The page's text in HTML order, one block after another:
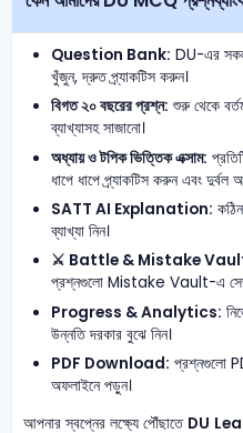
Question Bank: DU-এর
খুঁজুন, দ্রুত প্র্যাকটিস করুন।
বিগত ২০ বছরের প্রশ্ন: শুরু থেকে
ব্যাখ্যাসহ সাজানো।
অধ্যায় ও টপিক ভিত্তিক এক্সাম:
ধাপে ধাপে প্র্যাকটিস করুন এবং
SATT AI Explanation:
ব্যাখ্যা নিন।
⚔️ Battle & Mistake
প্রশ্নগুলো Mistake Vault-এ সেভ
Progress & Analytics:
উন্নতি দরকার বুঝে নিন।
PDF Download: প্রশ্নগুলো
অফলাইনে পড়ুন।
আপনার স্বপ্নের লক্ষ্যে পৌঁছাতে DU